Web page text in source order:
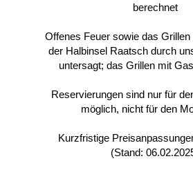
berechnet
Offenes Feuer sowie das
der Halbinsel Raatsch durch
untersagt; das Grillen mit
Reservierungen sind nur für
möglich, nicht für den
Kurzfristige
(Stand: